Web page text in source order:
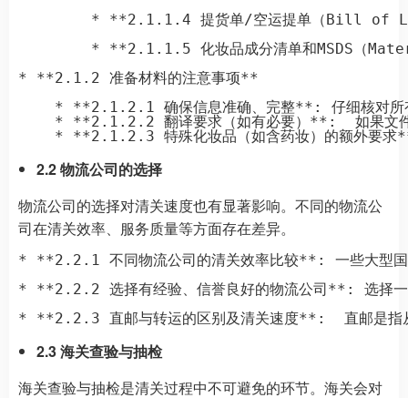
* **2.1.1.4 提货单/空运提单（Bill of
* **2.1.1.5 化妆品成分清单和MSDS（
* **2.1.2 准备材料的注意事项**
* **2.1.2.1 确保信息准确、完整**: 仔细核对所
* **2.1.2.2 翻译要求（如有必要）**:  如果文件
2.2 物流公司的选择
物流公司的选择对清关速度也有显著影响。不同的物流公
司在清关效率、服务质量等方面存在差异。
* **2.2.1 不同物流公司的清关效率比较**: 一些大型国际
* **2.2.2 选择有经验、信誉良好的物流公司**: 选择一家
2.3 海关查验与抽检
海关查验与抽检是清关过程中不可避免的环节。海关会对